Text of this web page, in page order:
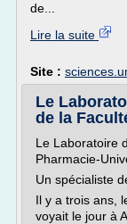
de...
Lire la suite
Site :
Le
de la
Le Laboratoire
Pharmacie-
Un spécialiste
Il y a trois ans,
voyait le jour à